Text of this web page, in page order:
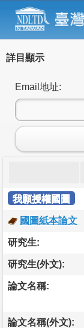
詳目顯示
Email地址:
我願授權國圖
國圖紙本論文
研究生:
研究生(外文):
論文名稱:
論文名稱(外文):